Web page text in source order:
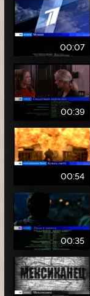
00:07
00:39
00:54
00:35